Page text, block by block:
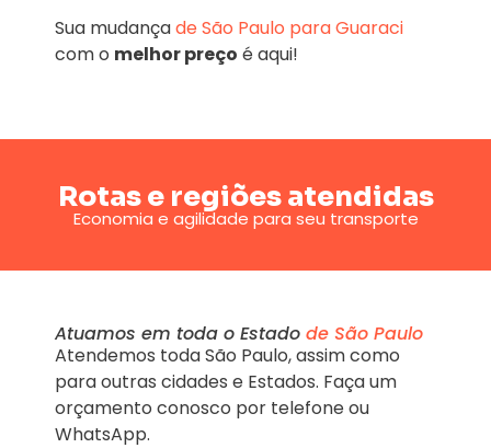
Sua mudançade São Paulo para Guaraci
com o melhor preço é aqui!
Rotas e regiões atendidas
Economia e agilidade para seu transporte
Atuamos em toda o Estado de São Paulo
Atendemos toda São Paulo, assim como
para outras cidades e Estados. Faça um
orçamento conosco por telefone ou
WhatsApp.